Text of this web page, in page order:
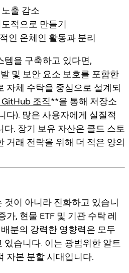
출 감소
적으로 만들기
인 온체인 활동과 분리
템을 구축하고 있다면,
및 보안 요소 보호를 포함한
자체 수탁을 중심으로 설계되
조직**을 통해 저장소
다). 많은 사용자에게 실질적
. 장기 보유 자산은 콜드 스토
거래 전략을 위해 더 적은 양의
것이 아니라 진화하고 있습니
가, 현물 ETF 및 기관 수탁 레
분의 강력한 영향력은 모두
습니다. 이는 광범위한 알트
자본 분할시대입니다.